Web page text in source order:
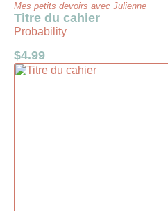
Mes petits devoirs avec Julienne
Titre du cahier
Probability
$4.99